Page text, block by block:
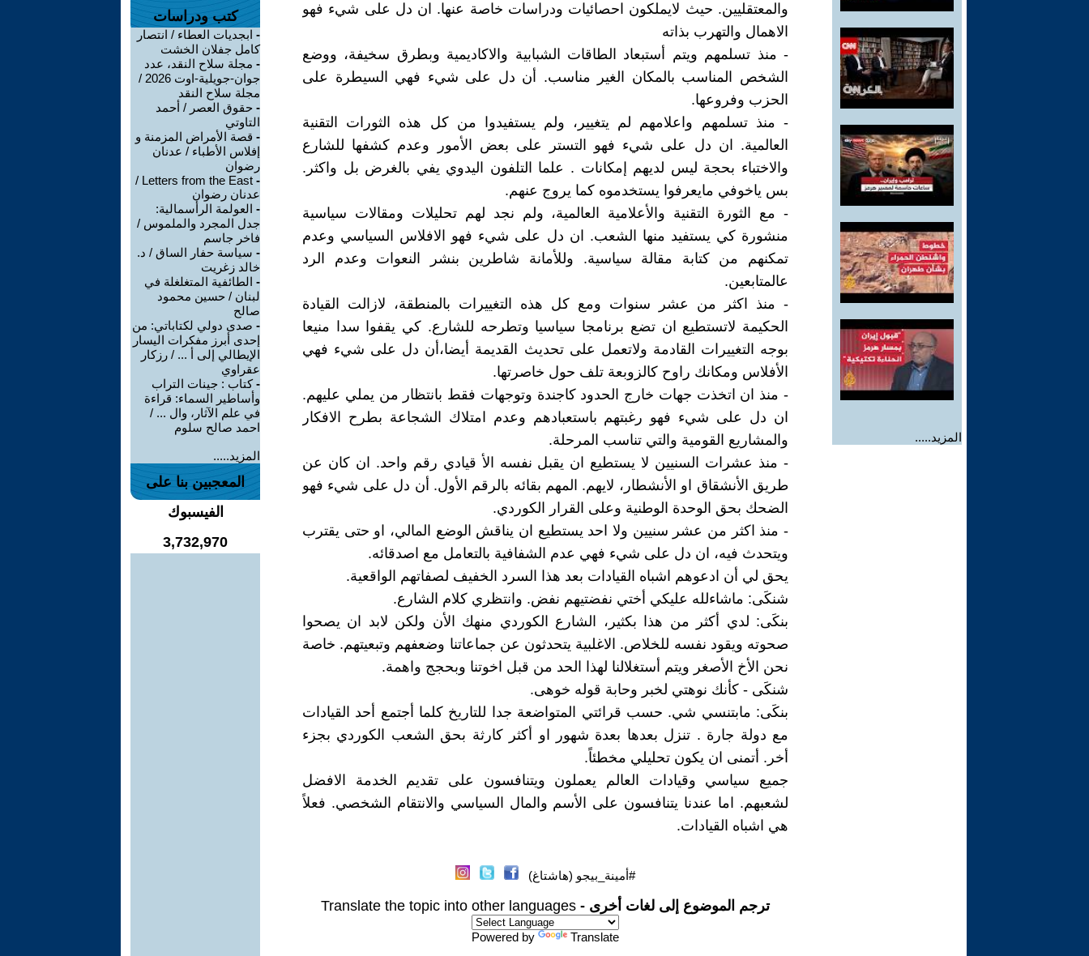
المزيد.....
والمعتقليين. حيث لايملكون احصائيات ودراسات خاصة عنها. ان دل على شيء فهو
الاهمال والتهرب بذاته
- منذ تسلمهم ويتم أستبعاد الطاقات الشبابية والاكاديمية وبطرق سخيفة، ووضع
الشخص المناسب بالمكان الغير مناسب. أن دل على شيء فهي السيطرة على
الحزب وفروعها.
- منذ تسلمهم واعلامهم لم يتغيير، ولم يستفيدوا من كل هذه الثورات التقنية
العالمية. ان دل على شيء فهو التستر على بعض الأمور وعدم كشفها للشارع
والاختباء بحجة ليس لديهم إمكانات . علما التلفون اليدوي يفي بالغرض بل واكثر.
بس ياخوفي مايعرفوا يستخدموه كما يروج عنهم.
- مع الثورة التقنية والأعلامية العالمية، ولم نجد لهم تحليلات ومقالات سياسية
منشورة كي يستفيد منها الشعب. ان دل على شيء فهو الافلاس السياسي وعدم
تمكنهم من كتابة مقالة سياسية. وللأمانة شاطرين بنشر النعوات وعدم الرد
عالمتابعين.
- منذ اكثر من عشر سنوات ومع كل هذه التغييرات بالمنطقة، لازالت القيادة
الحكيمة لاتستطيع ان تضع برنامجا سياسيا وتطرحه للشارع. كي يقفوا سدا منيعا
بوجه التغييرات القادمة ولاتعمل على تحديث القديمة أيضا،أن دل على شيء فهي
الأفلاس ومكانك راوح كالزوبعة تلف حول خاصرتها.
- منذ ان اتخذت جهات خارج الحدود كاجندة وتوجهات فقط بانتظار من يملي عليهم.
ان دل على شيء فهو رغبتهم باستعبادهم وعدم امتلاك الشجاعة بطرح الافكار
والمشاريع القومية والتي تناسب المرحلة.
- منذ عشرات السنيين لا يستطيع ان يقبل نفسه الأ قيادي رقم واحد. ان كان عن
طريق الأنشقاق او الأنشطار، لايهم. المهم بقائه بالرقم الأول. أن دل على شيء فهو
الضحك بحق الوحدة الوطنية وعلى القرار الكوردي.
- منذ اكثر من عشر سنيين ولا احد يستطيع ان يناقش الوضع المالي، او حتى يقترب
ويتحدث فيه، ان دل على شيء فهي عدم الشفافية بالتعامل مع اصدقائه.
يحق لي أن ادعوهم اشباه القيادات بعد هذا السرد الخفيف لصفاتهم الواقعية.
شنكَى: ماشاءلله عليكي أختي نفضتيهم نفض. وانتظري كلام الشارع.
بنكَى: لدي أكثر من هذا بكثير، الشارع الكوردي منهك الأن ولكن لابد ان يصحوا
صحوته ويقود نفسه للخلاص. الاغلبية يتحدثون عن جماعاتنا وضعفهم وتبعيتهم. خاصة
نحن الأخ الأصغر ويتم أستغلالنا لهذا الحد من قبل اخوتنا وبحجج واهمة.
شنكَى - كأنك نوهتي لخبر وحابة قوله خوهى.
بنكَى: مابتنسي شي. حسب قرائتي المتواضعة جدا للتاريخ كلما أجتمع أحد القيادات
مع دولة جارة . تنزل بعدها بعدة شهور او أكثر كارثة بحق الشعب الكوردي بجزء
أخر. أتمنى ان يكون تحليلي مخطئاً.
جميع سياسي وقيادات العالم يعملون ويتنافسون على تقديم الخدمة الافضل
لشعبهم. اما عندنا يتنافسون على الأسم والمال السياسي والانتقام الشخصي. فعلاً
هي اشباه القيادات.
#أمينة_بيجو (هاشتاغ)
ترجم الموضوع إلى لغات أخرى - Translate the topic into other languages
Powered by Translate
كتب ودراسات
- ابجديات العطاء / انتصار
كامل جفلان الخشت
- مجلة سلاح النقد، عدد
جوان-جويلية-اوت 2026 /
مجلة سلاح النقد
- حقوق العصر / أحمد
التاوتي
- قصة الأمراض المزمنة و
إفلاس الأطباء / عدنان
رضوان
-
Letters from the East /
عدنان رضوان
- العولمة الرأسمالية:
جدل المجرد والملموس /
فاخر جاسم
- سياسة حفار الساق / د.
خالد زغريت
- الطائفية المتغلغلة في
لبنان / حسين محمود
صالح
- صدى دولي لكتاباتي: من
إحدى أبرز مفكرات اليسار
الإيطالي إلى أ ... / رزكار
عقراوي
-كتاب : جينات التراب
وأساطير السماء: قراءة
في علم الآثار، وال ... /
احمد صالح سلوم
المزيد.....
المعجبين بنا على
الفيسبوك
3,732,970